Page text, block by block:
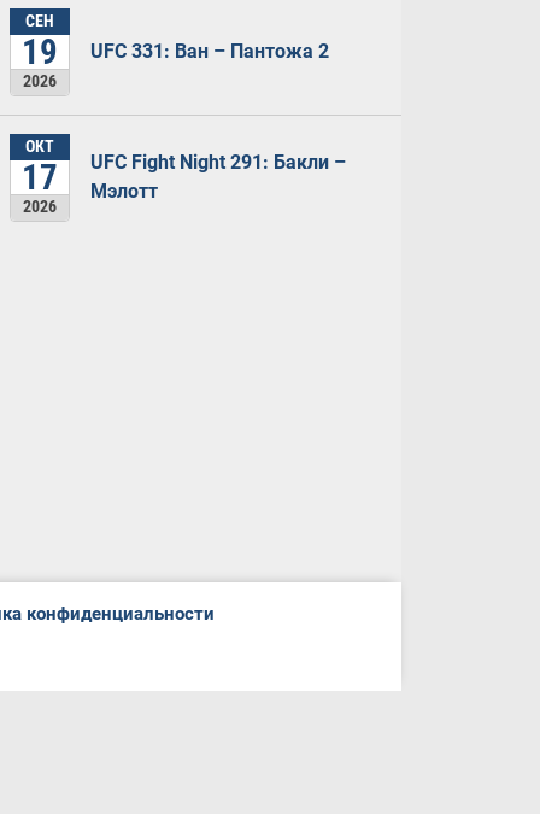
СЕН
19
2026
UFC 331: Ван – Пантожа 2
ОКТ
17
2026
UFC Fight Night 291: Бакли –
Мэлотт
конфиденциальности